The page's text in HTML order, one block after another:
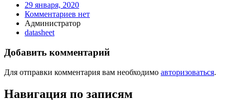
29 января, 2020
Комментариев нет
Администратор
datasheet
Добавить комментарий
Для отправки комментария вам необходимо авторизоваться.
Навигация по записям